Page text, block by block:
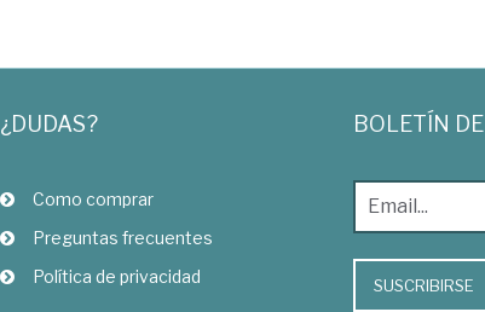
¿DUDAS?
Como comprar
Preguntas frecuentes
Política de privacidad
BOLETÍN
SUSCRIBIRSE